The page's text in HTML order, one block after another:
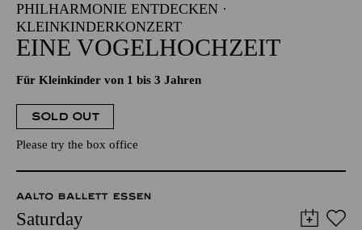
PHILHARMONIE ENTDECKEN ·
KLEINKINDERKONZERT
EINE VOGELHOCHZEIT
Für Kleinkinder von 1 bis 3 Jahren
SOLD OUT
Please try the box office
AALTO BALLETT ESSEN
Saturday